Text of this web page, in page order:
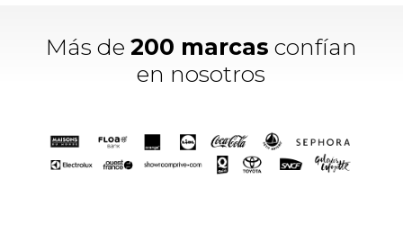
Más de 200 marcas confían
en nosotros